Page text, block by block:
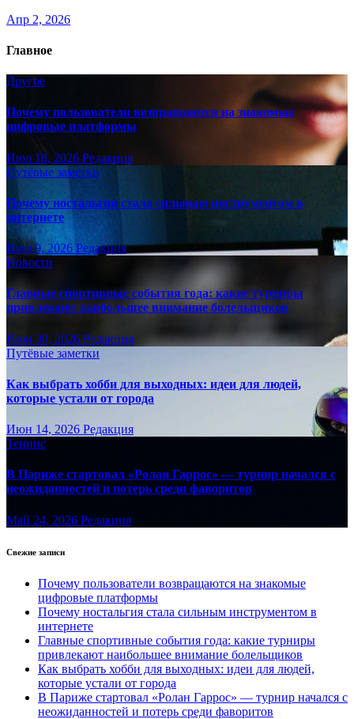
Апр 2, 2026
Главное
Другое
Почему пользователи возвращаются на знакомые
цифровые платформы
Июл 18, 2026 Редакция
Путёвые заметки
Почему ностальгия стала сильным инструментом в
интернете
Июл 9, 2026 Редакция
Новости
Главные спортивные события года: какие турниры
привлекают наибольшее внимание болельщиков
Июн 30, 2026 Редакция
Путёвые заметки
Как выбрать хобби для выходных: идеи для людей,
которые устали от города
Июн 14, 2026 Редакция
Теннис
В Париже стартовал «Ролан Гаррос» — турнир начался с
неожиданностей и потерь среди фаворитов
Май 24, 2026 Редакция
Свежие записи
Почему пользователи возвращаются на знакомые
цифровые платформы
Почему ностальгия стала сильным инструментом в
интернете
Главные спортивные события года: какие турниры
привлекают наибольшее внимание болельщиков
Как выбрать хобби для выходных: идеи для людей,
которые устали от города
В Париже стартовал «Ролан Гаррос» — турнир начался с
неожиданностей и потерь среди фаворитов